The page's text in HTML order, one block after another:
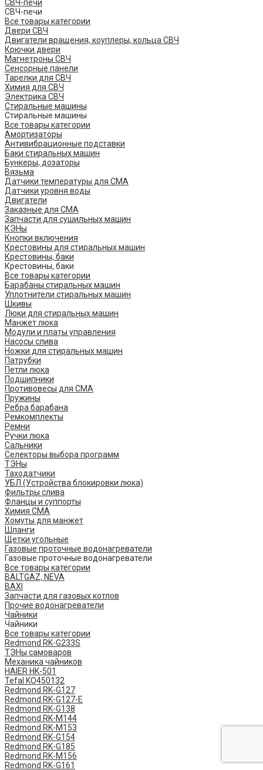
СВЧ-печи
СВЧ-печи
Все товары категории
Двери СВЧ
Двигатели вращения, коуплеры, кольца СВЧ
Крючки двери
Магнетроны СВЧ
Сенсорные панели
Тарелки для СВЧ
Химия для СВЧ
Электрика СВЧ
Стиральные машины
Стиральные машины
Все товары категории
Амортизаторы
Антивибрационные подставки
Баки стиральных машин
Бункеры, дозаторы
Вязьма
Датчики температуры для СМА
Датчики уровня воды
Двигатели
Заказные для СМА
Запчасти для сушильных машин
КЭНы
Кнопки включения
Крестовины для стиральных машин
Крестовины, баки
Крестовины, баки
Все товары категории
Барабаны стиральных машин
Уплотнители стиральных машин
Шкивы
Люки для стиральных машин
Манжет люка
Модули и платы управления
Насосы слива
Ножки для стиральных машин
Патрубки
Петли люка
Подшипники
Противовесы для СМА
Пружины
Ребра барабана
Ремкомплекты
Ремни
Ручки люка
Сальники
Селекторы выбора программ
ТЭНы
Таходатчики
УБЛ (Устройства блокировки люка)
Фильтры слива
Фланцы и суппорты
Химия СМА
Хомуты для манжет
Шланги
Щетки угольные
Газовые проточные водонагреватели
Газовые проточные водонагреватели
Все товары категории
BALTGAZ, NEVA
BAXI
Запчасти для газовых котлов
Прочие водонагреватели
Чайники
Чайники
Все товары категории
Redmond RK-G233S
ТЭНы самоваров
Механика чайников
HAIER HK-501
Tefal KO450132
​Redmond ​RK-G127
Redmond ​RK-G127-E
Redmond RK-G138
Redmond RK-M144
Redmond RK-M153
Redmond RK-G154
Redmond RK-G185
Redmond RK-M156
Redmond RK-G161